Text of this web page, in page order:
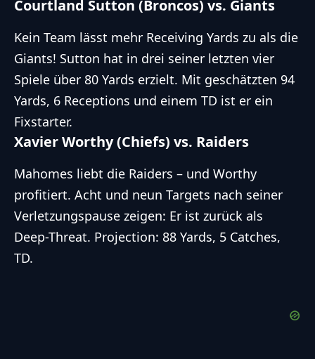
Courtland Sutton (Broncos) vs. Giants
Kein Team lässt mehr Receiving Yards zu als die
Giants! Sutton hat in drei seiner letzten vier
Spiele über 80 Yards erzielt. Mit geschätzten 94
Yards, 6 Receptions und einem TD ist er ein
Fixstarter.
Xavier Worthy (Chiefs) vs. Raiders
Mahomes liebt die Raiders – und Worthy
profitiert. Acht und neun Targets nach seiner
Verletzungspause zeigen: Er ist zurück als
Deep-Threat. Projection: 88 Yards, 5 Catches,
TD.